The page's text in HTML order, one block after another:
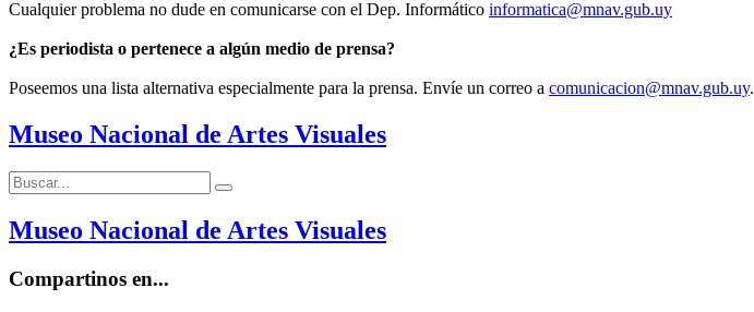
Cualquier problema no dude en comunicarse con el Dep. Informático informatica@mnav.gub.uy
¿Es periodista o pertenece a algún medio de prensa?
Poseemos una lista alternativa especialmente para la prensa. Envíe un correo a comunicacion@mnav.gub.uy.
Museo Nacional de Artes Visuales
Buscar:
Buscar
Museo Nacional de Artes Visuales
Compartinos en...